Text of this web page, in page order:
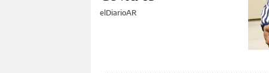
elDiarioAR